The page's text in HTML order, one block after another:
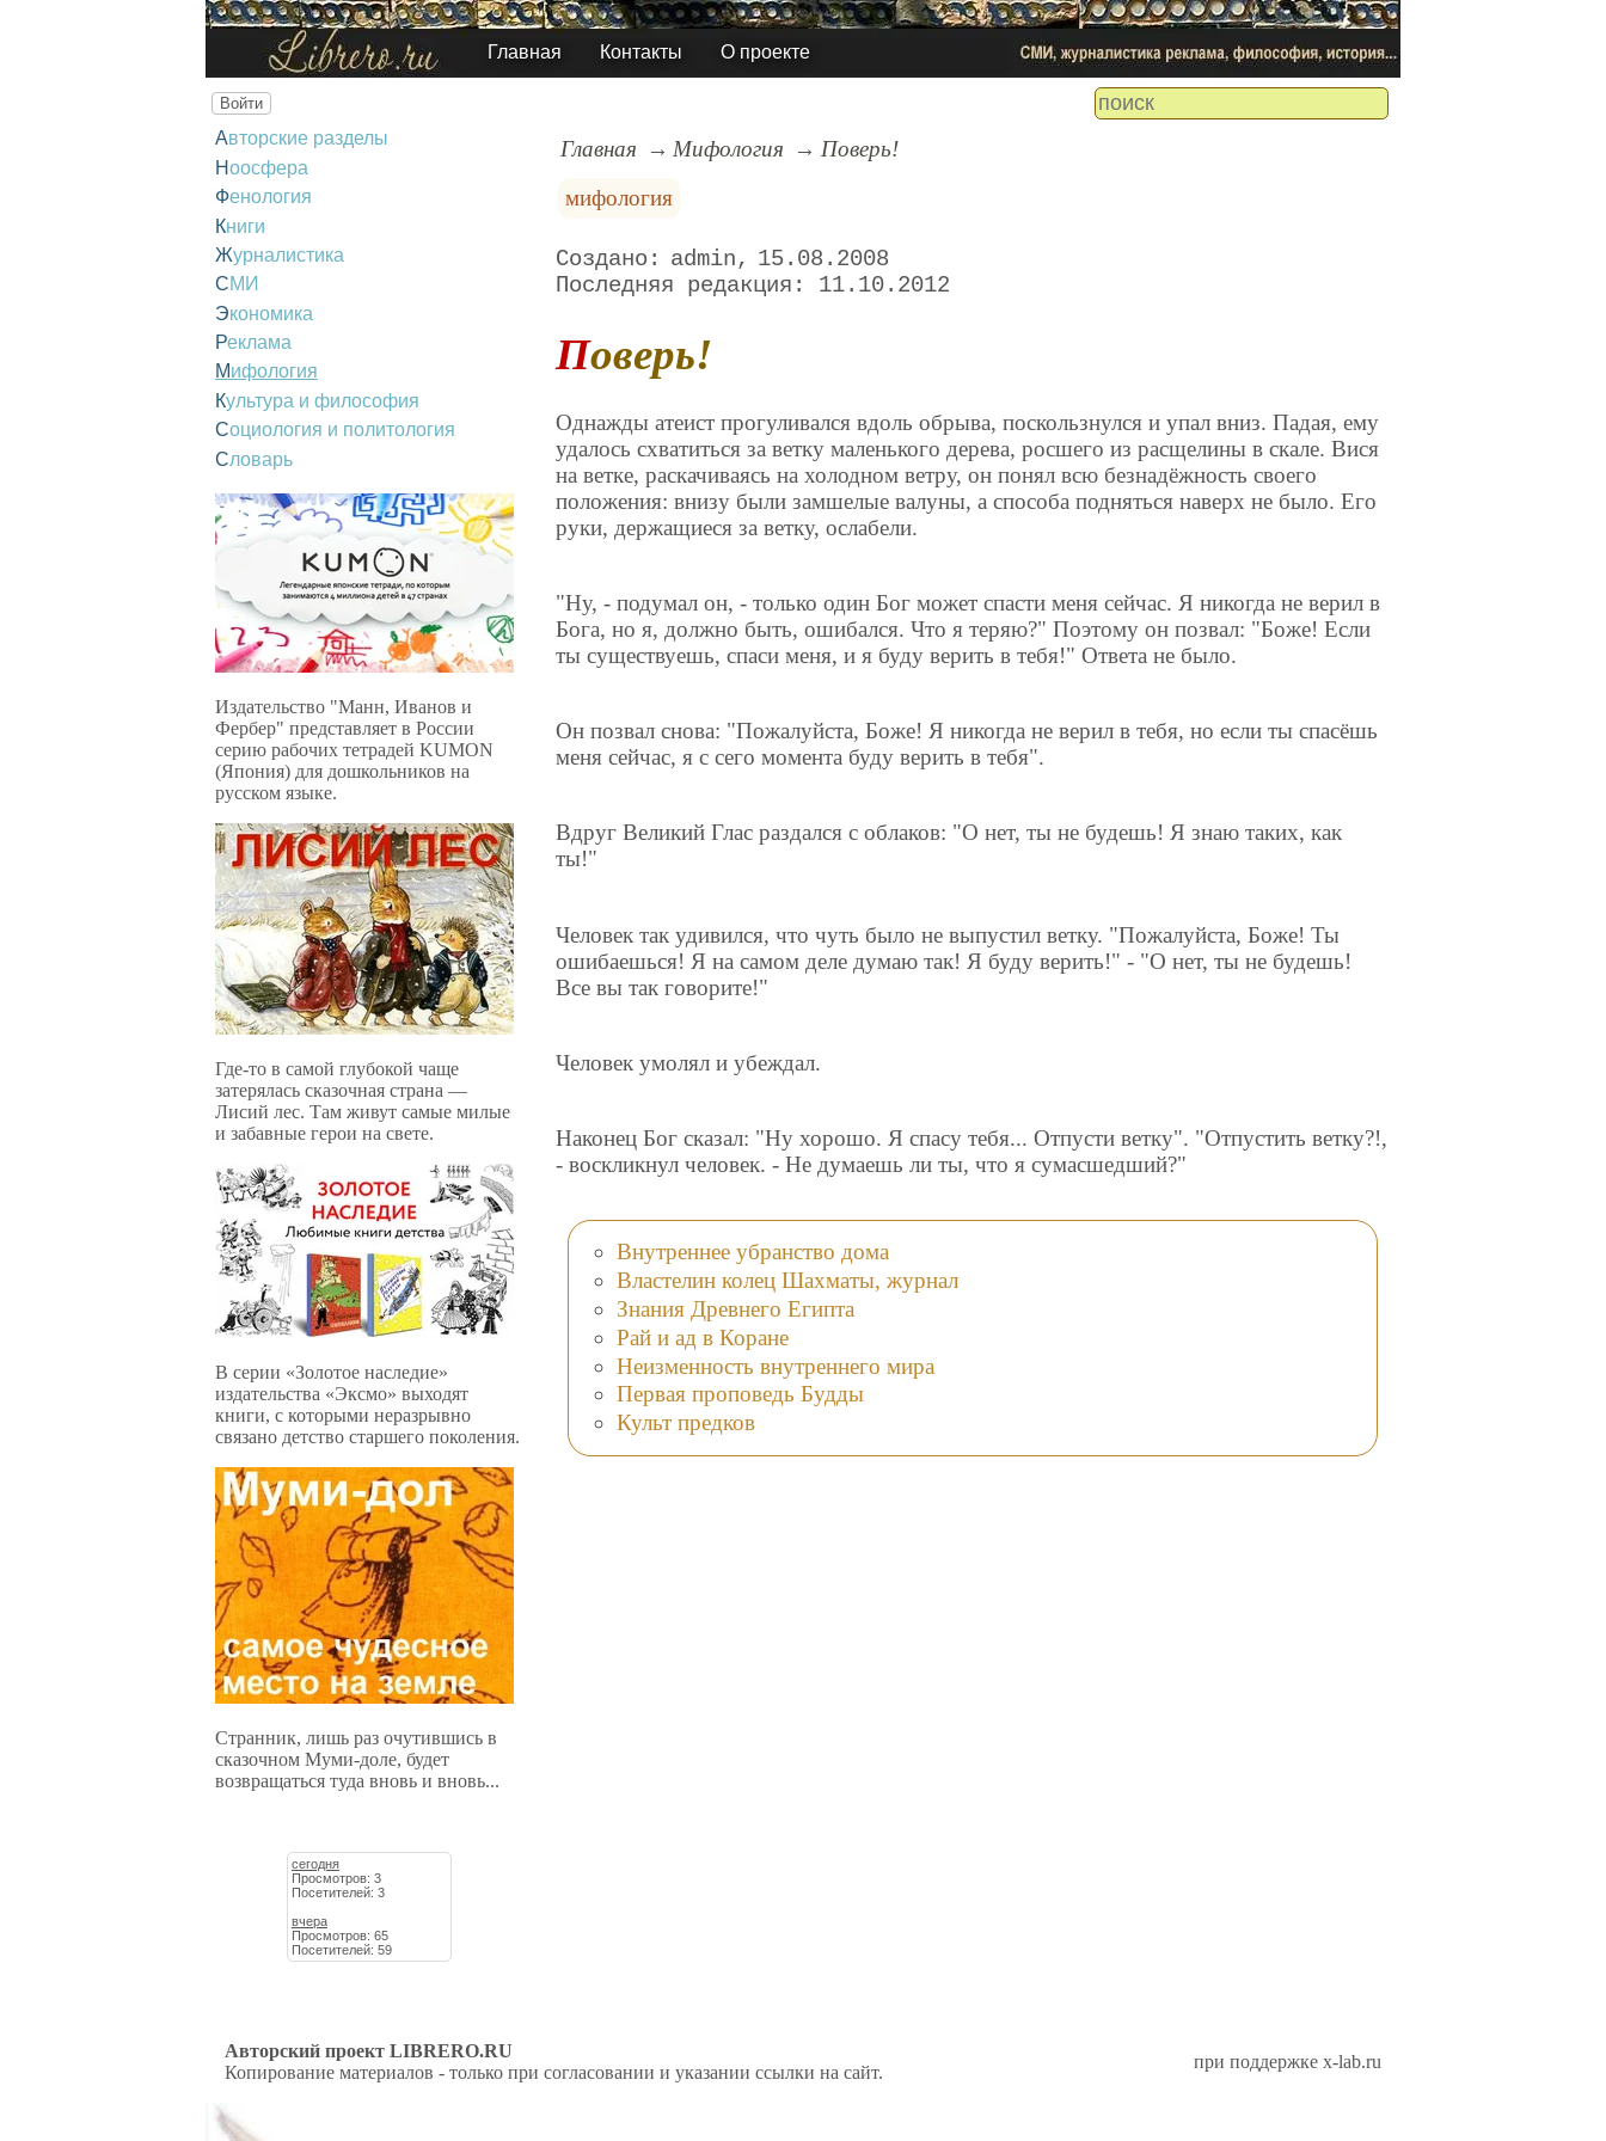
Главная Контакты О проекте
Войти
Авторские разделы
Ноосфера
Фенология
Книги
Журналистика
СМИ
Экономика
Реклама
Мифология
Культура и философия
Социология и политология
Словарь
Издательство "Манн, Иванов и
Фербер" представляет в России
серию рабочих тетрадей KUMON
(Япония) для дошкольников на
русском языке.
Где-то в самой глубокой чаще
затерялась сказочная страна —
Лисий лес. Там живут самые милые
и забавные герои на свете.
В серии «Золотое наследие»
издательства «Эксмо» выходят
книги, с которыми неразрывно
связано детство старшего поколения.
Странник, лишь раз очутившись в
сказочном Муми-доле, будет
возвращаться туда вновь и вновь...
сегодня
Просмотров: 3
Посетителей: 3
вчера
Просмотров: 65
Посетителей: 59
Главная Мифология
Поверь!
мифология
admin
15.08.2008
11.10.2012
Поверь!
Однажды атеист прогуливался вдоль обрыва, поскользнулся и упал вниз. Падая, ему
удалось схватиться за ветку маленького дерева, росшего из расщелины в скале. Вися
на ветке, раскачиваясь на холодном ветру, он понял всю безнадёжность своего
положения: внизу были замшелые валуны, а способа подняться наверх не было. Его
руки, держащиеся за ветку, ослабели.
"Ну, - подумал он, - только один Бог может спасти меня сейчас. Я никогда не верил в
Бога, но я, должно быть, ошибался. Что я теряю?" Поэтому он позвал: "Боже! Если
ты существуешь, спаси меня, и я буду верить в тебя!" Ответа не было.
Он позвал снова: "Пожалуйста, Боже! Я никогда не верил в тебя, но если ты спасёшь
меня сейчас, я с сего момента буду верить в тебя".
Вдруг Великий Глас раздался с облаков: "О нет, ты не будешь! Я знаю таких, как
ты!"
Человек так удивился, что чуть было не выпустил ветку. "Пожалуйста, Боже! Ты
ошибаешься! Я на самом деле думаю так! Я буду верить!" - "О нет, ты не будешь!
Все вы так говорите!"
Человек умолял и убеждал.
Наконец Бог сказал: "Ну хорошо. Я спасу тебя... Отпусти ветку". "Отпустить ветку?!,
- воскликнул человек. - Не думаешь ли ты, что я сумасшедший?"
Внутреннее убранство дома
Властелин колец Шахматы, журнал
Знания Древнего Египта
Рай и ад в Коране
Неизменность внутреннего мира
Первая проповедь Будды
Культ предков
Авторский проект LIBRERO.RU
Копирование материалов - только при согласовании и указании ссылки на сайт.
при поддержке x-lab.ru